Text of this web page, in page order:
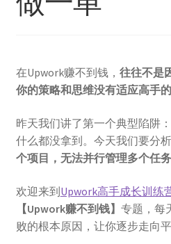
联系
登录
在Upwork赚不到钱， 往往不是
你的策略和思维没有适应高手
昨天我们讲了第一个典型陷阱
什么都没拿到。今天我们要分
个项目，无法并行管理多个任务
欢迎来到Upwork高手成长训练
【Upwork赚不到钱】 专题，每
败的根本原因，让你逐步走向平